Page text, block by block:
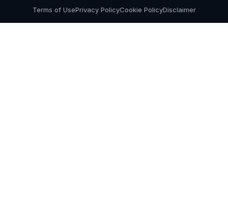
Terms of UsePrivacy PolicyCookie PolicyDisclaimer